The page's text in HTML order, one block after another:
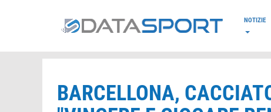
NOTIZIE
BARCELLONA,